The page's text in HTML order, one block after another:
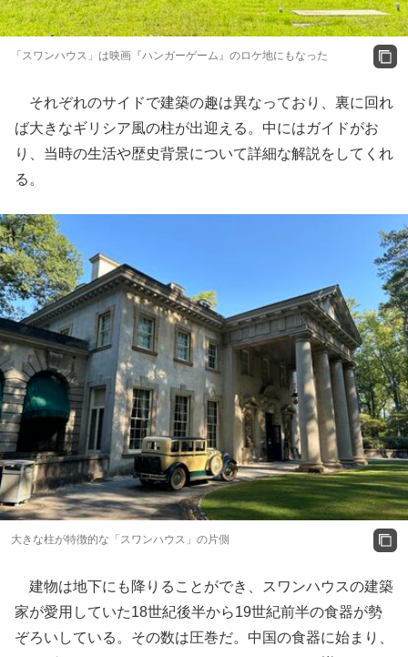
「スワンハウス」は映画『ハンガーゲーム』のロケ地にもなった
それぞれのサイドで建築の趣は異なっており、裏に回れ
ば大きなギリシア風の柱が出迎える。中にはガイドがお
り、当時の生活や歴史背景について詳細な解説をしてくれ
る。
大きな柱が特徴的な「スワンハウス」の片側
建物は地下にも降りることができ、スワンハウスの建築
家が愛用していた18世紀後半から19世紀前半の食器が勢
ぞろいしている。その数は圧巻だ。中国の食器に始まり、